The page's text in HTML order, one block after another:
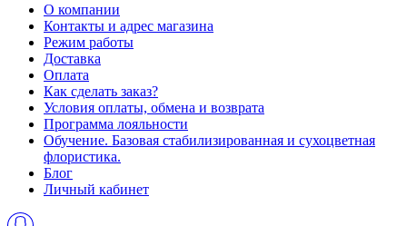
О компании
Контакты и адрес магазина
Режим работы
Доставка
Оплата
Как сделать заказ?
Условия оплаты, обмена и возврата
Программа лояльности
Обучение. Базовая стабилизированная и сухоцветная
флористика.
Блог
Личный кабинет